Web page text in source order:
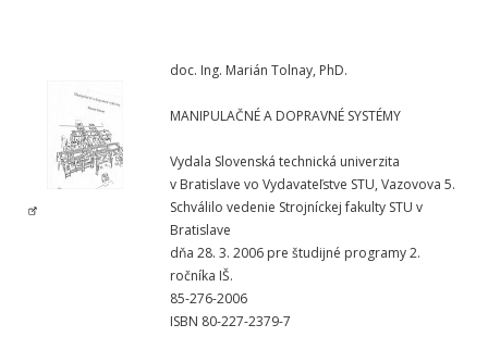
doc. Ing. Marián Tolnay, PhD.
MANIPULAČNÉ A DOPRAVNÉ SYSTÉMY
Vydala Slovenská technická univerzita
v Bratislave vo Vydavateľstve STU, Vazovova 5.
Schválilo vedenie Strojníckej fakulty STU v
Bratislave
dňa 28. 3. 2006 pre študijné programy 2.
ročníka IŠ.
85-276-2006
ISBN 80-227-2379-7